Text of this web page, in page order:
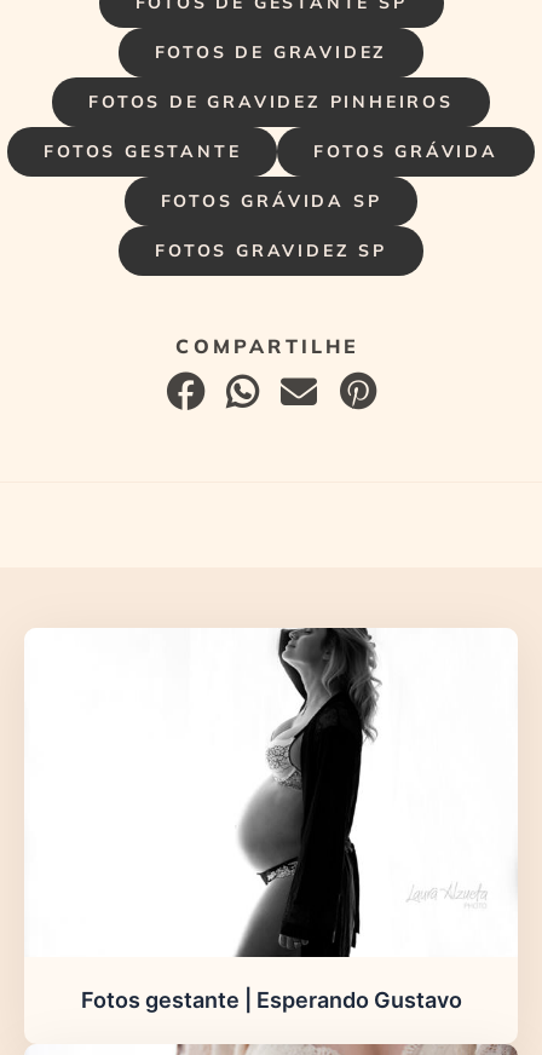
FOTOS DE GRAVIDEZ
FOTOS DE GRAVIDEZ PINHEIROS
FOTOS GESTANTE FOTOS GRÁVIDA
FOTOS GRÁVIDA SP
FOTOS GRAVIDEZ SP
Fotos gestante | Esperando Gustavo